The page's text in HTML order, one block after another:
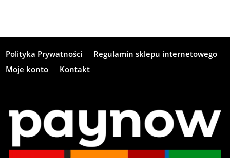
Polityka Prywatności
Regulamin sklepu internetowego
Moje konto
Kontakt